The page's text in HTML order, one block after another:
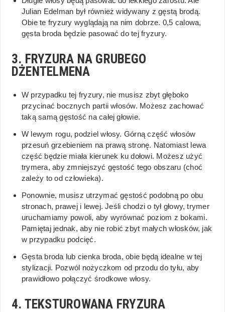
Julian Edelman był również widywany z gęstą brodą.
Obie te fryzury wyglądają na nim dobrze. 0,5 calowa,
gęsta broda będzie pasować do tej fryzury.
3. FRYZURA NA GRUBEGO
DŻENTELMENA
W przypadku tej fryzury, nie musisz zbyt głęboko
przycinać bocznych partii włosów. Możesz zachować
taką samą gęstość na całej głowie.
W lewym rogu, podziel włosy. Górną część włosów
przesuń grzebieniem na prawą stronę. Natomiast lewa
część będzie miała kierunek ku dołowi. Możesz użyć
trymera, aby zmniejszyć gęstość tego obszaru (choć
zależy to od człowieka).
Ponownie, musisz utrzymać gęstość podobną po obu
stronach, prawej i lewej. Jeśli chodzi o tył głowy, trymer
uruchamiamy powoli, aby wyrównać poziom z bokami.
Pamiętaj jednak, aby nie robić zbyt małych włosków, jak
w przypadku podcięć.
Gęsta broda lub cienka broda, obie będą idealne w tej
stylizacji. Pozwól nożyczkom od przodu do tyłu, aby
prawidłowo połączyć środkowe włosy.
4. TEKSTUROWANA FRYZURA